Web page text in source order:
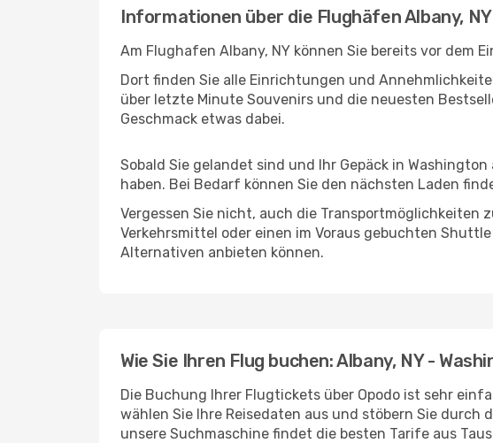
Informationen über die Flughäfen Albany,
Am Flughafen Albany, NY können Sie bereits vor dem
Dort finden Sie alle Einrichtungen und
über letzte Minute Souvenirs und die neuesten
Geschmack etwas dabei.
Sobald Sie gelandet sind und Ihr Gepäck in
haben. Bei Bedarf können Sie den nächsten Laden
Vergessen Sie nicht, auch die
Verkehrsmittel oder einen im Voraus gebuchten
Alternativen anbieten können.
Wie Sie Ihren Flug buchen: Albany, NY -
Die Buchung Ihrer Flugtickets über Opodo ist sehr
wählen Sie Ihre Reisedaten aus und stöbern Sie durch
unsere Suchmaschine findet die besten Tarife aus